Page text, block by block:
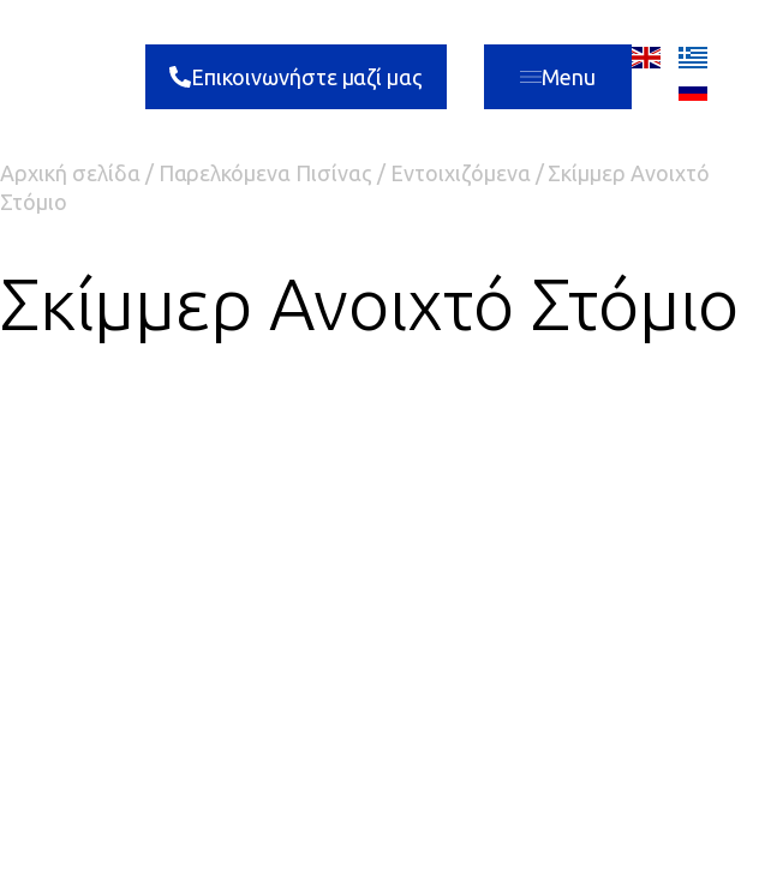
Επικοινωνήστε μαζί μας Menu
Αρχική σελίδα / Παρελκόμενα Πισίνας / Εντοιχιζόμενα / Σκίμμερ Ανοιχτό
Στόμιο
Σκίμμερ Ανοιχτό Στόμιο